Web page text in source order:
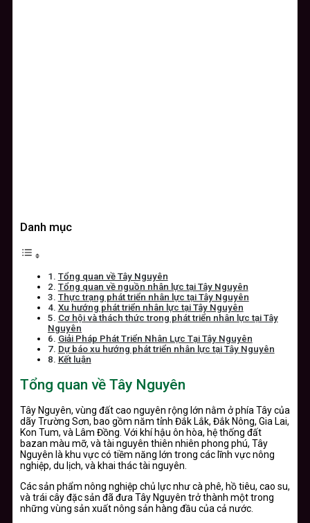
Danh mục
Tổng quan về Tây Nguyên
Tổng quan về nguồn nhân lực tại Tây Nguyên
Thực trạng phát triển nhân lực tại Tây Nguyên
Xu hướng phát triển nhân lực tại Tây Nguyên
Cơ hội và thách thức trong phát triển nhân lực tại Tây
Nguyên
Giải Pháp Phát Triển Nhân Lực Tại Tây Nguyên
Dự báo xu hướng phát triển nhân lực tại Tây Nguyên
Kết luận
Tổng quan về Tây Nguyên
Tây Nguyên, vùng đất cao nguyên rộng lớn nằm ở phía Tây của
dãy Trường Sơn, bao gồm năm tỉnh Đắk Lắk, Đắk Nông, Gia Lai,
Kon Tum, và Lâm Đồng. Với khí hậu ôn hòa, hệ thống đất
bazan màu mỡ, và tài nguyên thiên nhiên phong phú, Tây
Nguyên là khu vực có tiềm năng lớn trong các lĩnh vực nông
nghiệp, du lịch, và khai thác tài nguyên.
Các sản phẩm nông nghiệp chủ lực như cà phê, hồ tiêu, cao su,
và trái cây đặc sản đã đưa Tây Nguyên trở thành một trong
những vùng sản xuất nông sản hàng đầu của cả nước.